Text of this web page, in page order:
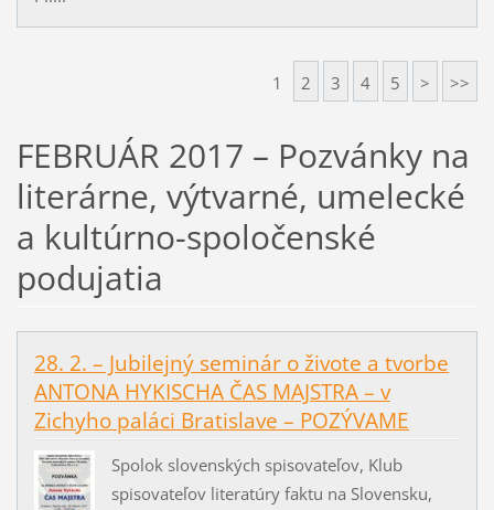
1 2 3 4 5 > >>
FEBRUÁR 2017 – Pozvánky na
literárne, výtvarné, umelecké
a kultúrno-spoločenské
podujatia
28. 2. – Jubilejný seminár o živote a tvorbe
ANTONA HYKISCHA ČAS MAJSTRA – v
Zichyho paláci Bratislave – POZÝVAME
Spolok slovenských spisovateľov, Klub
spisovateľov literatúry faktu na Slovensku,